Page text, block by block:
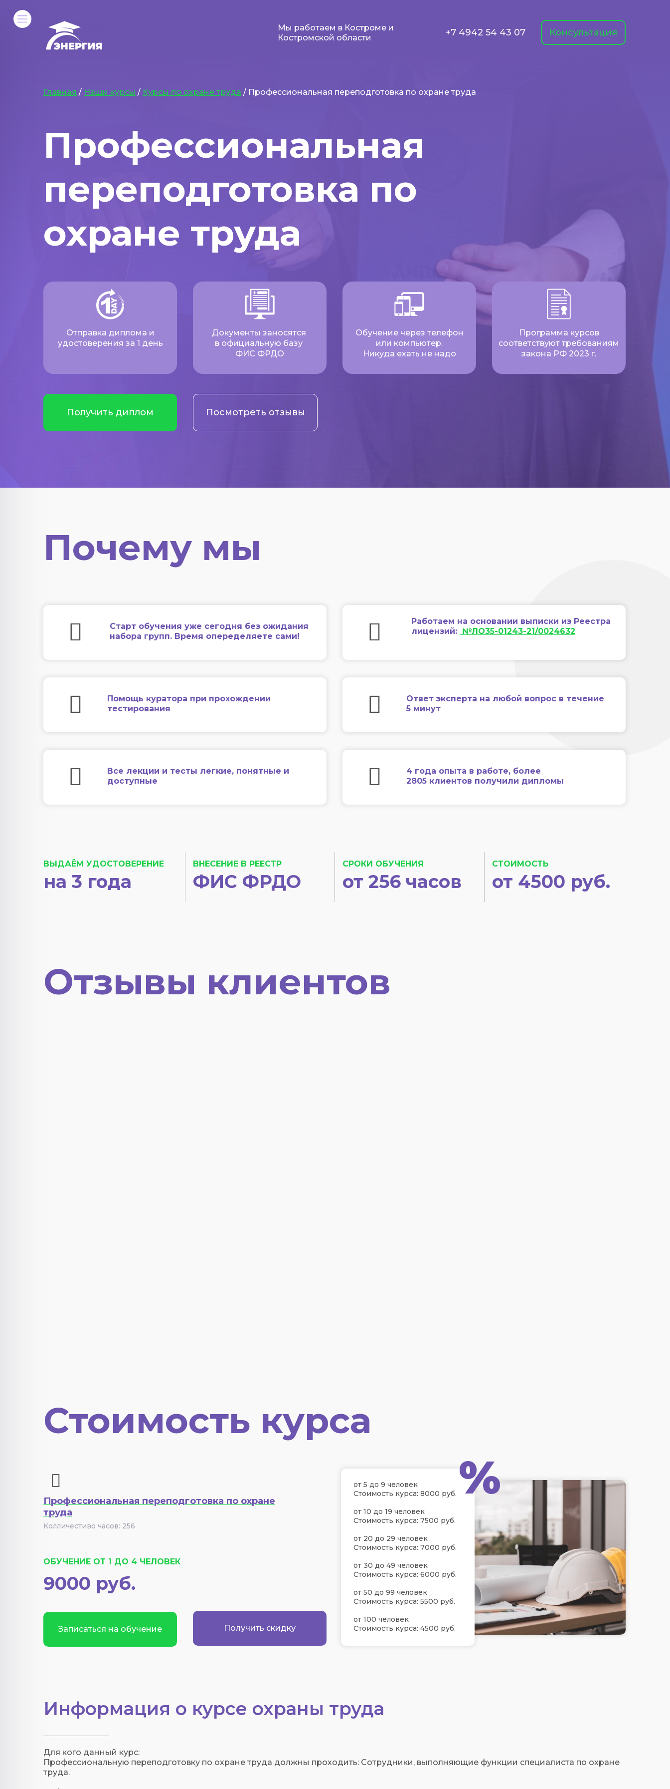
Мы работаем в Костроме и
Костромской области
+7 4942 54 43 07 Консультация
Профессиональная
переподготовка по
охране труда
Получить диплом
Отправка диплома и
удостоверения за 1 день
Документы заносятся
в официальную базу
ФИС ФРДО
Обучение через телефон
или компьютер.
Никуда ехать не надо
Программа курсов
соответствуют требованиям
закона РФ 2023 г.
Главная / Наши курсы / Курсы по охране труда / Профессиональная переподготовка по охране труда
Посмотреть отзывы
Почему мы
Старт обучения уже сегодня без ожидания
набора групп. Время опеределяете сами!
Работаем на основании выписки из Реестра
лицензий: №ЛО35-01243-21/0024632
Помощь куратора при прохождении
тестирования
Ответ эксперта на любой вопрос в течение
5 минут
Все лекции и тесты легкие, понятные и
доступные
4 года опыта в работе, более
2805 клиентов получили дипломы
ВЫДАЁМ УДОСТОВЕРЕНИЕ
на 3 года
ВНЕСЕНИЕ В РЕЕСТР
ФИС ФРДО
СРОКИ ОБУЧЕНИЯ СТОИМОСТЬ
от 256 часов от 4500 руб.
Отзывы клиентов
Стоимость курса
Профессиональная переподготовка по охране
труда
Колличестиво часов: 256
Записаться на обучение
ОБУЧЕНИЕ ОТ 1 ДО 4 ЧЕЛОВЕК
9000 руб.
от 5 до 9 человек
Стоимость курса: 8000 руб.
от 10 до 19 человек
Стоимость курса: 7500 руб.
от 20 до 29 человек
Стоимость курса: 7000 руб.
от 30 до 49 человек
Стоимость курса: 6000 руб.
от 50 до 99 человек
Стоимость курса: 5500 руб.
от 100 человек
Стоимость курса: 4500 руб.
Получить скидку
%
Информация о курсе охраны труда
Для кого данный курс:
Профессиональную переподготовку по охране труда должны проходить: Сотрудники, выполняющие функции специалиста по охране
труда.